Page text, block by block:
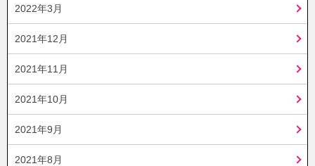
2022年3月
2021年12月
2021年11月
2021年10月
2021年9月
2021年8月